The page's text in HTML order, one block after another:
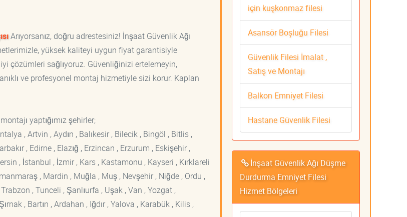
Arıyorsanız, doğru adrestesiniz! İnşaat Güvenlik Ağı
yüksek kaliteyi uygun fiyat garantisiyle
çözümleri sağlıyoruz. Güvenliğinizi ertelemeyin,
ve profesyonel montaj hizmetiyle sizi korur. Kaplan
yaptığımız şehirler;
, Artvin , Aydın , Balıkesir , Bilecik , Bingöl , Bitlis ,
, Edirne , Elazığ , Erzincan , Erzurum , Eskişehir ,
, İstanbul , İzmir , Kars , Kastamonu , Kayseri , Kırklareli
, Mardin , Muğla , Muş , Nevşehir , Niğde , Ordu ,
, Tunceli , Şanlıurfa , Uşak , Van , Yozgat ,
, Bartın , Ardahan , Iğdır , Yalova , Karabük , Kilis ,
için kuşkonmaz filesi
Asansör Boşluğu Filesi
Güvenlik Filesi İmalat ,
Satış ve Montajı
Balkon Emniyet Filesi
Hastane Güvenlik Filesi
İnşaat Güvenlik Ağı Düşme
Durdurma Emniyet Filesi
Hizmet Bölgeleri